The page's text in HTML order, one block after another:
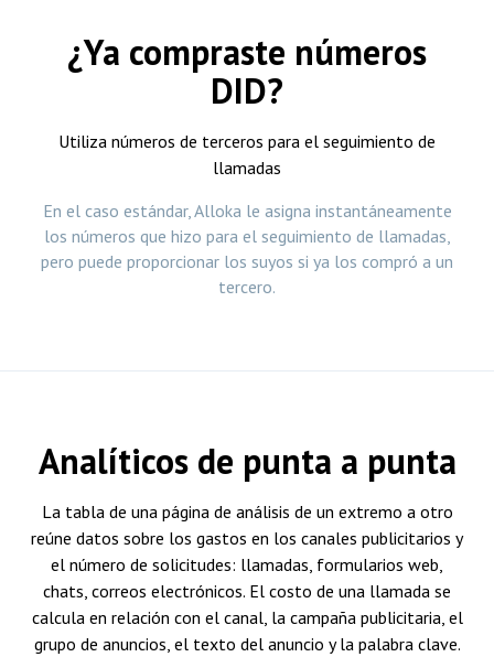
¿Ya compraste números
DID?
Utiliza números de terceros para el seguimiento de
llamadas
En el caso estándar, Alloka le asigna instantáneamente
los números que hizo para el seguimiento de llamadas,
pero puede proporcionar los suyos si ya los compró a un
tercero.
Analíticos de punta a punta
La tabla de una página de análisis de un extremo a otro
reúne datos sobre los gastos en los canales publicitarios y
el número de solicitudes: llamadas, formularios web,
chats, correos electrónicos. El costo de una llamada se
calcula en relación con el canal, la campaña publicitaria, el
grupo de anuncios, el texto del anuncio y la palabra clave.